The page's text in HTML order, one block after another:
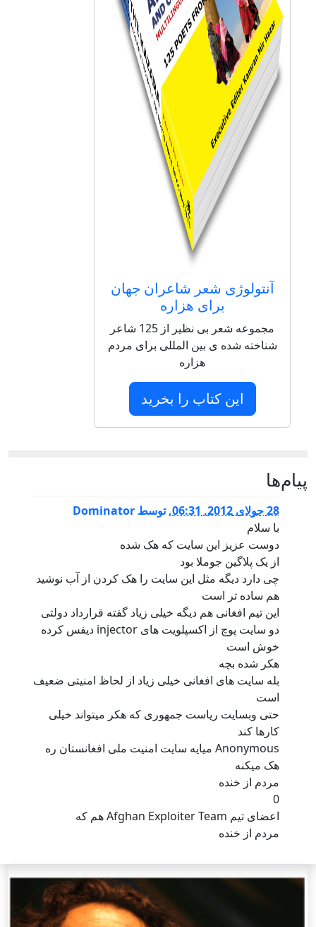
آنتولوژی شعر شاعران جهان
برای هزاره
مجموعه شعر بی نظیر از 125 شاعر
شناخته شده ی بین المللی برای مردم
هزاره
این کتاب را بخرید
پيام‌ها
28 جولای 2012, 06:31 ,توسط Dominator
با سلام
دوست عزیز این سایت که هک شده
از یک پلاگین جوملا بود
چی دارد دیگه مثل این سایت را هک کردن از آب نوشید
هم ساده تر است
این تیم افغانی هم دیگه خیلی زیاد گفته قرارداد دولتی
دو سایت پوچ از اکسپلویت های injector دیفس کرده
خوش است
هکر شده بچه
بله سایت های افغانی خیلی زیاد از لحاظ امنیتی ضعیف
است
حتی وبسایت ریاست جمهوری که هکر میتواند خیلی
کارها کند
Anonymous میایه سایت امنیت ملی افغانستان ره
هک میکنه
مردم از خنده
0
اعضای تیم Afghan Exploiter Team هم که
مردم از خنده